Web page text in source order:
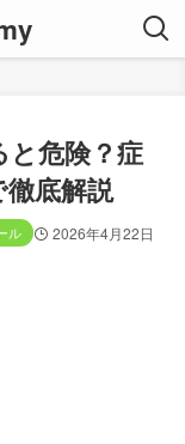
と危険？症
底解説
ル 2026年4月22日